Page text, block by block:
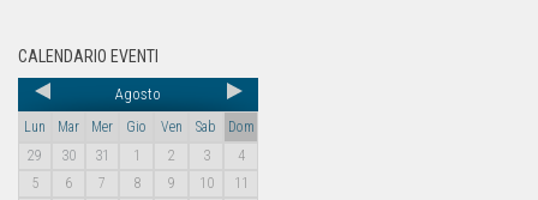
CALENDARIO EVENTI
Agosto
Lun Mar Mer Gio Ven Sab
Dom
29
30 31 1 2 3
4
5
6 7 8 9 10
11